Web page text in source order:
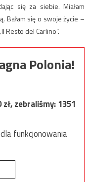
się za siebie. Miałam
Bałam się o swoje życie –
Resto del Carlino”.
Polonia!
zł, zebraliśmy:1351
funkcjonowania